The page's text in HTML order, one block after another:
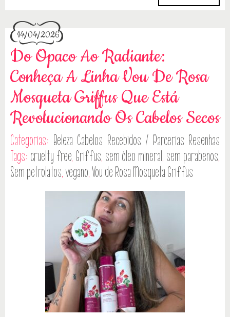
14/04/2026
Do Opaco Ao Radiante:
Conheça A Linha Vou De Rosa
Mosqueta Griffus Que Está
Revolucionando Os Cabelos Secos
Categorias: Beleza Cabelos Recebidos / Parcerias Resenhas
Tags: cruelty free, Griffus, sem óleo mineral, sem parabenos,
Sem petrolatos,vegano,Vou de Rosa Mosqueta Griffus